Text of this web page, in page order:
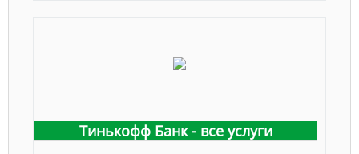
Тинькофф Банк - все услуги